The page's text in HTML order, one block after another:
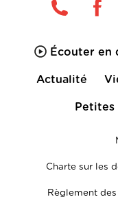
Écouter en
Actualité
Petites
Charte sur les
Règlement